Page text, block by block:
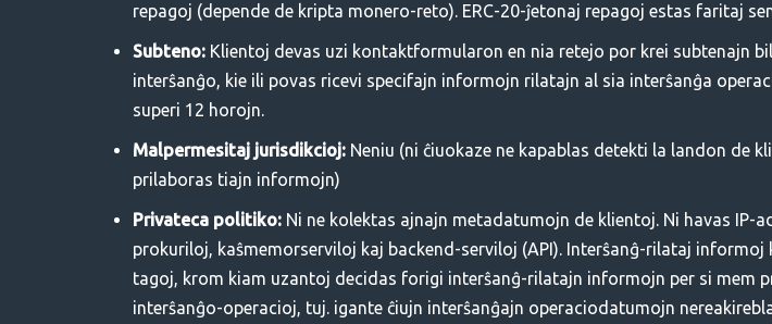
repagoj (depende de kripta monero-reto). ERC-20-ĵetonaj repagoj estas faritaj
Subteno: Klientoj devas uzi kontaktformularon en nia retejo por krei subtenajn
interŝanĝo, kie ili povas ricevi specifajn informojn rilatajn al sia interŝanĝa
superi 12 horojn.
Malpermesitaj jurisdikcioj: Neniu (ni ĉiuokaze ne kapablas detekti la landon de
prilaboras tiajn informojn)
Privateca politiko: Ni ne kolektas ajnajn metadatumojn de klientoj. Ni havas
prokuriloj, kaŝmemorserviloj kaj backend-serviloj (API). Interŝanĝ-rilataj
tagoj, krom kiam uzantoj decidas forigi interŝanĝ-rilatajn informojn per si mem
interŝanĝo-operacioj, tuj. igante ĉiujn interŝanĝajn operaciodatumojn